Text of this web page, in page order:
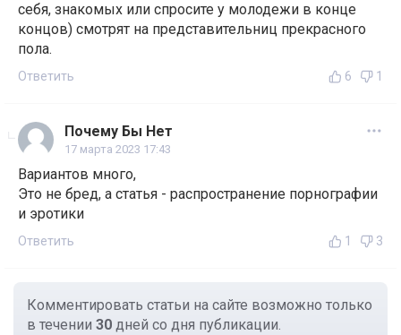
себя, знакомых или спросите у молодежи в конце
концов) смотрят на представительниц прекрасного
пола.
Ответить 6 1
Почему Бы Нет
17 марта 2023 17:43
Вариантов много,
Это не бред, а статья - распространение порнографии
и эротики
Ответить 1 3
Комментировать статьи на сайте возможно только
в течении 30 дней со дня публикации.